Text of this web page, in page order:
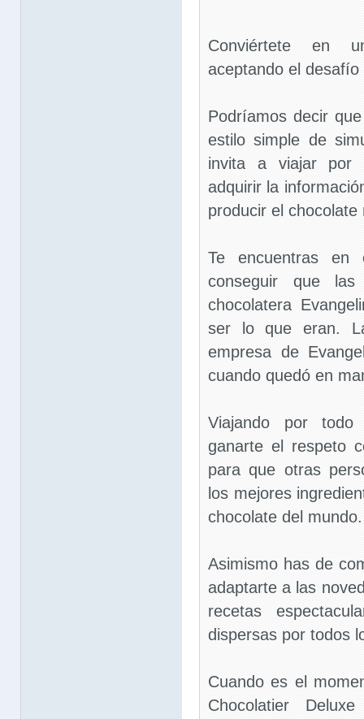
Conviértete en
aceptando el
Podríamos decir
estilo simple de
invita a viajar por
adquirir la
producir el
Te encuentras
conseguir que
chocolatera
ser lo que eran.
empresa de
cuando quedó en
Viajando por
ganarte el respeto
para que otras
los mejores
chocolate del mundo.
Asimismo has de
adaptarte a las
recetas
dispersas por todos
Cuando es el
Chocolatier